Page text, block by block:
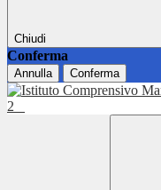
Chiudi
Conferma
Annulla Conferma
2